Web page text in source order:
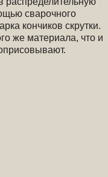
сварочного
кончиков скрутки.
же материала, что и